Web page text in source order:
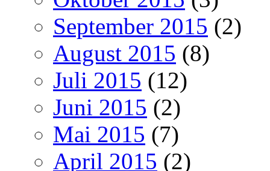
September 2015 (2)
August 2015 (8)
Juli 2015 (12)
Juni 2015 (2)
Mai 2015 (7)
April 2015 (2)